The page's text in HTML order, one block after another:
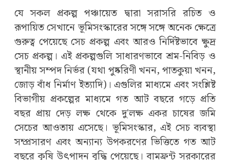
যে সকল প্রকল্প পঞ্চায়েত দ্বারা সরাসরি রচিত ও
রূপায়িত সেখানে ভূমিসংস্কারের সঙ্গে সঙ্গে অনেক ক্ষেত্রে
গুরুত্ব পেয়েছে সেচ প্রকল্প এবং আরও নির্দিষ্টভাবে ক্ষুদ্র
সেচ প্রকল্প। এই প্রকল্পগুলি সাধারণভাবে শ্রম-নিবিড় ও
স্থানীয় সম্পদ নির্ভর (যথা পুষ্করিণী খনন, পাতকুয়া খনন,
জোড় বাঁধ নির্মাণ ইত্যাদি)। এগুলির মাধ্যমে এবং সংশ্লিষ্ট
বিভাগীয় প্রকল্পের মাধ্যমে গত আট বছরে গড়ে প্রতি
বছর প্রায় দেড় লক্ষ থেকে দু'লক্ষ একর চাষের জমি
সেচের আওতায় এসেছে। ভূমিসংস্কার, এই সেচ ব্যবস্থা
সম্প্রসারণ এবং অন্যান্য উপকরণের ভিত্তিতে গত আট
বছরে কৃষি উৎপাদন বৃদ্ধি পেয়েছে। বামফ্রন্ট সরকারের